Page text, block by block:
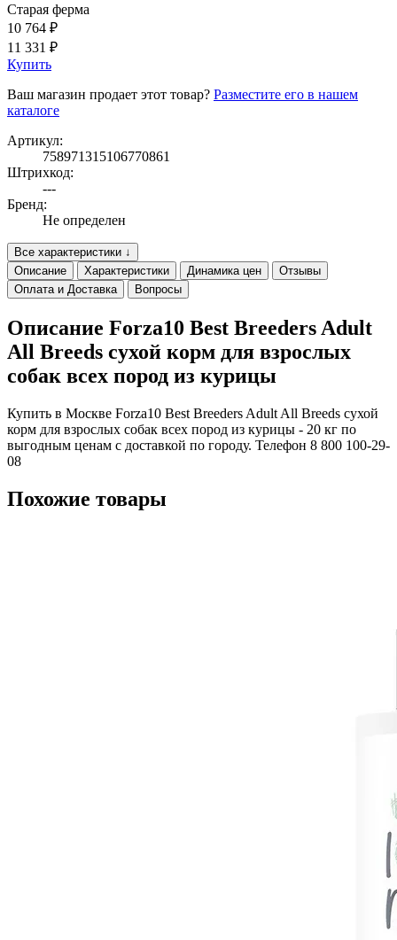
Старая ферма
10 764 ₽
11 331 ₽
Купить
Ваш магазин продает этот товар? Разместите его в нашем
каталоге
Артикул:
758971315106770861
Штрихкод:
---
Бренд:
Не определен
Все характеристики ↓
Описание
Характеристики Динамика цен
Отзывы
Оплата и Доставка
Вопросы
Описание Forza10 Best Breeders Adult
All Breeds сухой корм для взрослых
собак всех пород из курицы
Купить в Москве Forza10 Best Breeders Adult All Breeds сухой
корм для взрослых собак всех пород из курицы - 20 кг по
выгодным ценам с доставкой по городу. Телефон 8 800 100-29-
08
Похожие товары